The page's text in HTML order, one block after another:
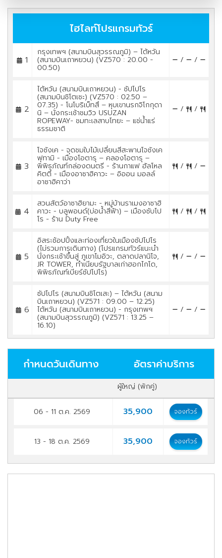
ไฮไลท์โปรแกรมทัวร์
1
กรุงเทพฯ (สนามบินสุวรรณภูมิ) – ไต้หวัน
(สนามบินเถาหยวน) (VZ570 : 20.00 -
00.50)
/ /
2
ไต้หวัน (สนามบินเถาหยวน) - ซัปโปโร
(สนามบินชิโตเซะ) (VZ570 : 02.50 –
07.35) - โนโบริเบ็ทสึ – หุบเขานรกจิโกกุดา
นิ – นั่งกระเช้าชมวิว USUZAN
ROPEWAY- ชมทะเลสาบโทยะ – แช่น้ำแร่
ธรรมชาติ
/ /
3
โจซังเค - จุดชมใบไม้เปลี่ยนสีสะพานโจซังเค
ฟุทามิ - เมืองโอตารุ – คลองโอตารุ –
พิพิธภัณฑ์กล่องดนตรี - ร้านกาแฟ ฮัลโหล
คิตตี้ - เมืองอาซาฮิคาวะ – อิออน มอลล์
อาซาฮิคาว่า
/ /
4
สวนสัตว์อาซาฮิยามะ - หมู่บ้านราเมงอาซาฮิ
คาวะ - บลูพอนด์(บ่อน้ำสีฟ้า) – เมืองซับโป
โร - ร้าน Duty Free
/ /
5
อิสระช้อปปิ้งและท่องเที่ยวในเมืองซัปโปโร
(ไม่รวมการเดินทาง) (โปรแกรมทัวร์แนะนำ
นั่งกระเช้าขึ้นสู่ ภูเขาโมอิวะ, ตลาดปลานิโจ,
JR TOWER, ทำเนียบรัฐบาลเก่าฮอกไกโด,
พิพิธภัณฑ์เบียร์ซัปโปโร)
/ /
6
ซัปโปโร (สนามบินชิโตเสะ) – ไต้หวัน (สนาม
บินเถาหยวน) (VZ571 : 09.00 – 12.25)
ไต้หวัน (สนามบินเถาหยวน) - กรุงเทพฯ
(สนามบินสุวรรณภูมิ) (VZ571 : 13.25 –
16.10)
/ /
กำหนดวันเดินทาง อัตราค่าบริการ
ผู้ใหญ่ (พักคู่)
06 - 11 ต.ค. 2569 35,900 จองทัวร์
13 - 18 ต.ค. 2569 35,900 จองทัวร์